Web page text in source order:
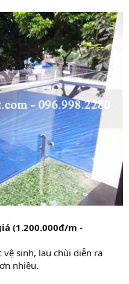
(1.200.000đ/m -
vệ sinh, lau chùi diễn ra
nhiều.